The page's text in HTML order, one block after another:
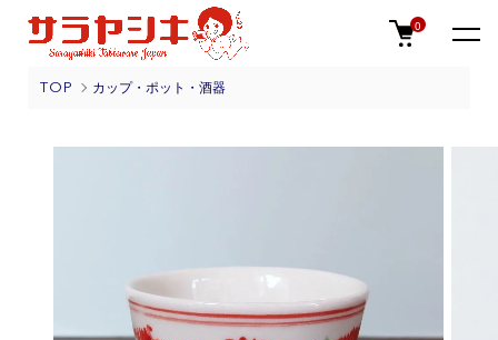
0
TOP カップ・ポット・酒器